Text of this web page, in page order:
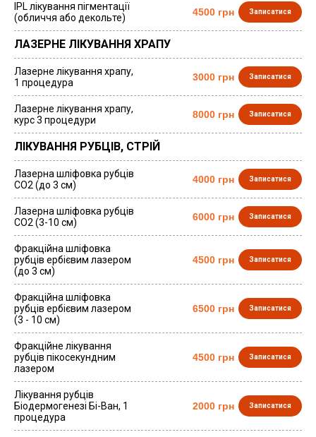
IPL лікування пігментації
(обличчя або декольте)
4500 грн Записатися
ЛАЗЕРНЕ ЛІКУВАННЯ ХРАПУ
Лазерне лікування храпу,
1 процедура
3000 грн Записатися
Лазерне лікування храпу,
курс 3 процедури
8000 грн Записатися
ЛІКУВАННЯ РУБЦІВ, СТРІЙ
Лазерна шліфовка рубців
СО2 (до 3 см)
4000 грн Записатися
Лазерна шліфовка рубців
СО2 (3-10 см)
6000 грн Записатися
Фракційна шліфовка
рубців ербієвим лазером
(до 3 см)
4500 грн Записатися
Фракційна шліфовка
рубців ербієвим лазером
(3 - 10 см)
6500 грн Записатися
Фракційне лікування
рубців пікосекундним
лазером
4500 грн Записатися
Лікування рубців
Біодермогенезі Бі-Ван, 1
процедура
2000 грн Записатися